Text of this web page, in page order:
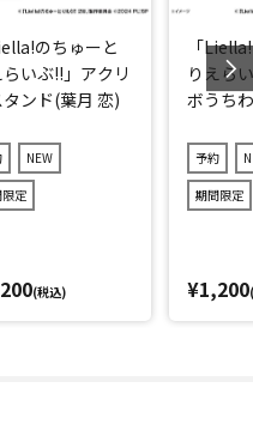
のちゅーと
らいぶ!!」アクリ
タンド(葉月 恋)
NEW
定
(税込)
「
りえら
ボうち
予約
期間限定
¥1,200